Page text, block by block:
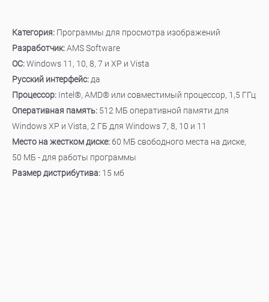
Категория: Программы для просмотра изображений
Разработчик:AMS Software
ОС:Windows 11, 10, 8, 7 и XP и Vista
Русский интерфейс: да
Процессор: Intel®, AMD® или совместимый процессор, 1,5 ГГц
Оперативная память: 512 MБ оперативной памяти для
Windows XP и Vista, 2 ГБ для Windows 7, 8, 10 и 11
Место на жестком диске: 60 МБ свободного места на диске,
50 МБ - для работы программы
Размер дистрибутива: 15 мб